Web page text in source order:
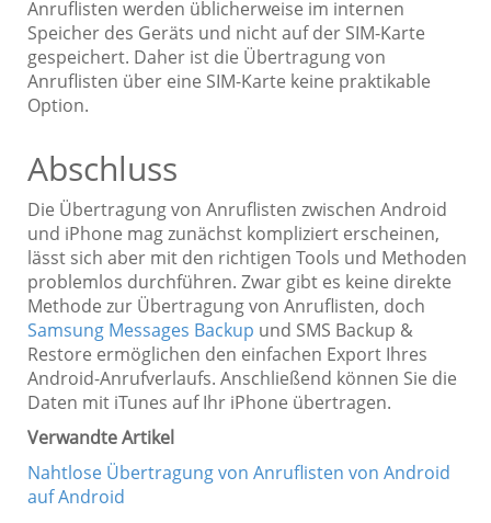
Anruflisten werden üblicherweise im internen
Speicher des Geräts und nicht auf der SIM-Karte
gespeichert. Daher ist die Übertragung von
Anruflisten über eine SIM-Karte keine praktikable
Option.
Abschluss
Die Übertragung von Anruflisten zwischen Android
und iPhone mag zunächst kompliziert erscheinen,
lässt sich aber mit den richtigen Tools und Methoden
problemlos durchführen. Zwar gibt es keine direkte
Methode zur Übertragung von Anruflisten, doch
Samsung Messages Backup und SMS Backup &
Restore ermöglichen den einfachen Export Ihres
Android-Anrufverlaufs. Anschließend können Sie die
Daten mit iTunes auf Ihr iPhone übertragen.
Verwandte Artikel
Nahtlose Übertragung von Anruflisten von Android
auf Android